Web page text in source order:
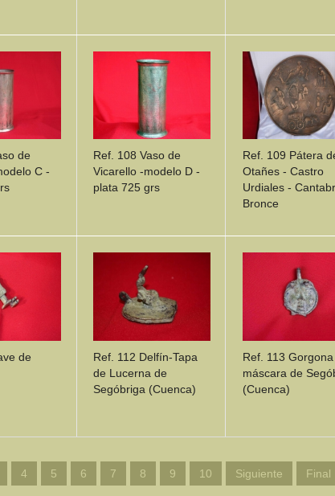
DETAILS DETAILS
de
C -
Ref. 108 Vaso de
Vicarello -modelo D -
plata 725 grs
DETAILS
Ref. 109 Pátera
Otañes - Castro
Urdiales -
Bronce
DETAILS
de
Ref. 112 Delfín-Tapa
de Lucerna de
Segóbriga (Cuenca)
DETAILS
Ref. 113 Gorgona
máscara de
(Cuenca)
DETAILS
4 5 6 7 8 9 10 Siguiente Final